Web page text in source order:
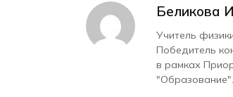
Беликова
Учитель
Победитель
в рамках
"Образование".